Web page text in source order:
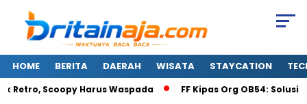
HOME BERITA DAERAH WISATA STAYCATION
Scoopy Harus Waspada FF Kipas Org OB54: Solusi